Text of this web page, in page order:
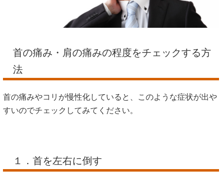
首の痛み・肩の痛みの程度をチェックする方
法
首の痛みやコリが慢性化していると、このような症状が出や
すいのでチェックしてみてください。
１．首を左右に倒す